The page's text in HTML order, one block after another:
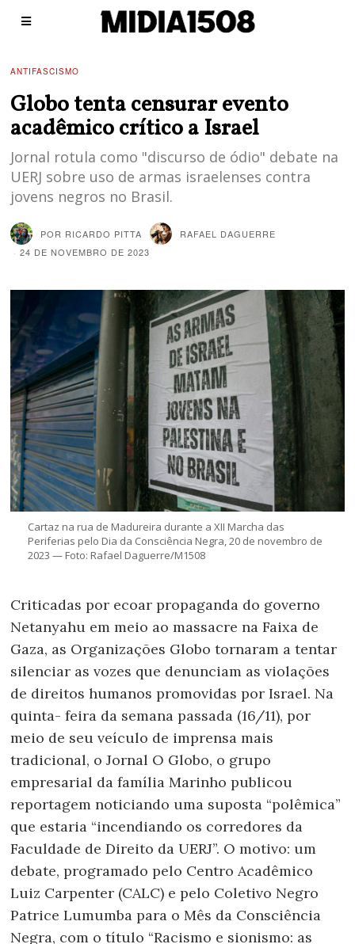
ANTIFASCISMO
Globo tenta censurar evento
acadêmico crítico a Israel
Jornal rotula como "discurso de ódio" debate na
UERJ sobre uso de armas israelenses contra
jovens negros no Brasil.
POR RICARDO PITTA
RAFAEL DAGUERRE
24 DE NOVEMBRO DE 2023
Cartaz na rua de Madureira durante a XII Marcha das
Periferias pelo Dia da Consciência Negra, 20 de novembro de
2023 — Foto: Rafael Daguerre/M1508
Criticadas por ecoar propaganda do governo
Netanyahu em meio ao massacre na Faixa de
Gaza, as Organizações Globo tornaram a tentar
silenciar as vozes que denunciam as violações
de direitos humanos promovidas por Israel. Na
quinta- feira da semana passada (16/11), por
meio de seu veículo de imprensa mais
tradicional, o Jornal O Globo, o grupo
empresarial da família Marinho publicou
reportagem noticiando uma suposta “polêmica”
que estaria “incendiando os corredores da
Faculdade de Direito da UERJ”. O motivo: um
debate, programado pelo Centro Acadêmico
Luiz Carpenter (CALC) e pelo Coletivo Negro
Patrice Lumumba para o Mês da Consciência
Negra, com o título “Racismo e sionismo: as